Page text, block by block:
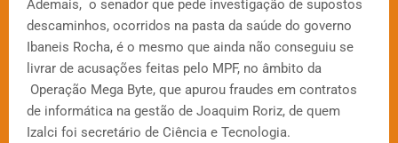
Ademais, o senador que pede investigação de supostos
descaminhos, ocorridos na pasta da saúde do governo
Ibaneis Rocha, é o mesmo que ainda não conseguiu se
livrar de acusações feitas pelo MPF, no âmbito da
Operação Mega Byte, que apurou fraudes em contratos
de informática na gestão de Joaquim Roriz, de quem
Izalci foi secretário de Ciência e Tecnologia.